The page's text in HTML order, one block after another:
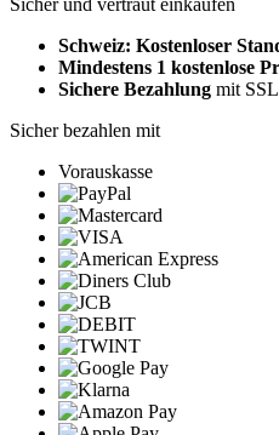
Sicher und vertraut einkaufen
Schweiz: Kostenloser
Mindestens 1 kostenlose
Sichere Bezahlung mit
Sicher bezahlen mit
Vorauskasse